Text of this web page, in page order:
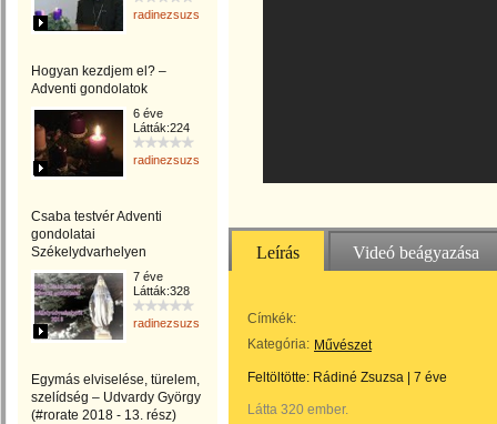
radinezsuzsa
Hogyan kezdjem el? –
Adventi gondolatok
6 éve
Látták:224
radinezsuzsa
Csaba testvér Adventi
gondolatai
Székelydvarhelyen
7 éve
Látták:328
radinezsuzsa
Egymás elviselése, türelem,
szelídség – Udvardy György
(#rorate 2018 - 13. rész)
Leírás Videó beágyazása
Címkék:
Kategória: Művészet
Feltöltötte: Rádiné Zsuzsa 7 éve
Látta 320 ember.